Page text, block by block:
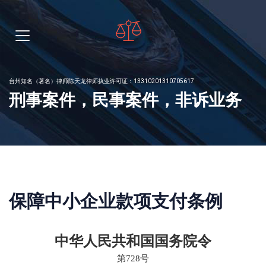
台州知名（著名）律师陈天龙律师执业许可证：13310201310705617
刑事案件，民事案件，非诉业务
保障中小企业款项支付条例
中华人民共和国国务院令
第728号